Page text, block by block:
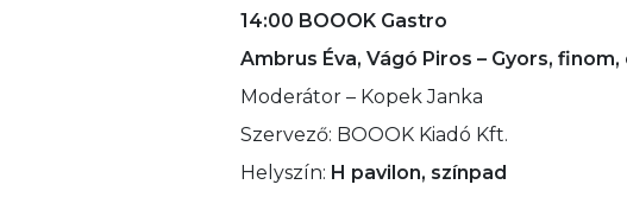
14:00 BOOOK Gastro
Ambrus Éva, Vágó Piros – Gyors,
Moderátor – Kopek Janka
Szervező: BOOOK Kiadó Kft.
Helyszín: H pavilon, színpad